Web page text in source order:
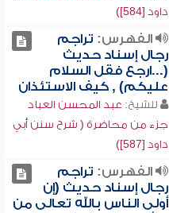
داود [584])
الفهرس: تراجم
رجال إسناد حديث
(...ارجع فقل السلام
عليكم) , كيف الاستئذان
للشيخ: عبد المحسن العباد
جزء من محاضرة ( شرح سنن أبي
داود [587])
الفهرس: تراجم
رجال إسناد حديث (إن
أولى الناس بالله تعالى من